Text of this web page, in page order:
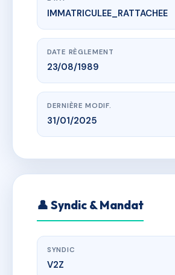
www.vme.plus/AD0845339
le bois joli
139 rue des gravelles
IMMATRICULEE_RATTACHEE
DATE RÈGLEMENT
23/08/1989
DERNIÈRE MODIF.
31/01/2025
👤 Syndic & Mandat
SYNDIC
V2Z